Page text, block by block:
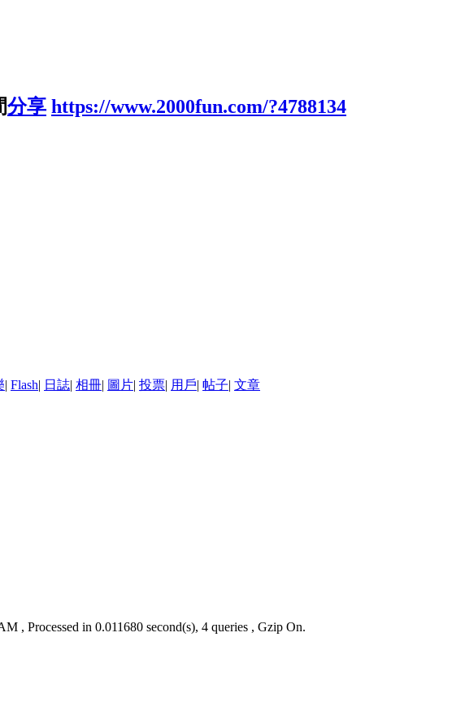
分享 https://www.2000fun.com/?4788134
| Flash| 日誌| 相冊| 圖片| 投票| 用戶| 帖子| 文章
, Processed in 0.011680 second(s), 4 queries , Gzip On.